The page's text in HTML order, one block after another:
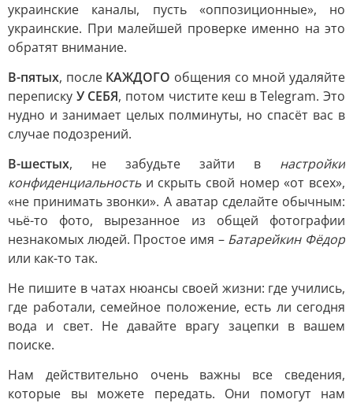
украинские каналы, пусть «оппозиционные», но
украинские. При малейшей проверке именно на это
обратят внимание.
В-пятых, после КАЖДОГО общения со мной удаляйте
переписку У СЕБЯ, потом чистите кеш в Telegram. Это
нудно и занимает целых полминуты, но спасёт вас в
случае подозрений.
В-шестых, не забудьте зайти в настройки
конфиденциальностьи скрыть свой номер «от всех»,
«не принимать звонки». А аватар сделайте обычным:
чьё-то фото, вырезанное из общей фотографии
незнакомых людей. Простое имя – Батарейкин Фёдор
или как-то так.
Не пишите в чатах нюансы своей жизни: где учились,
где работали, семейное положение, есть ли сегодня
вода и свет. Не давайте врагу зацепки в вашем
поиске.
Нам действительно очень важны все сведения,
которые вы можете передать. Они помогут нам